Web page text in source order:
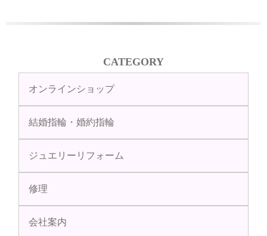
CATEGORY
オンラインショップ
結婚指輪・婚約指輪
ジュエリーリフォーム
修理
会社案内